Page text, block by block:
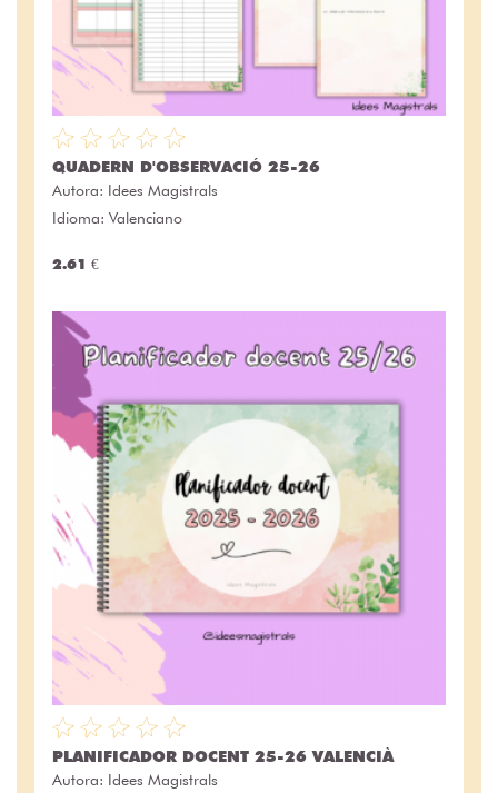
QUADERN D'OBSERVACIÓ 25-26
Autora: Idees Magistrals
Idioma: Valenciano
2.61 €
PLANIFICADOR DOCENT 25-26 VALENCIÀ
Autora: Idees Magistrals